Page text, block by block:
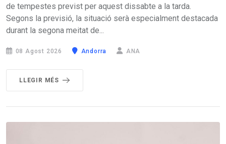
de tempestes previst per aquest dissabte a la tarda.
Segons la previsió, la situació serà especialment destacada
durant la segona meitat de...
08 Agost 2026 Andorra ANA
LLEGIR MÉS